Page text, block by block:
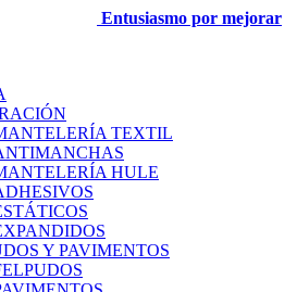
Entusiasmo por mejorar
TEXTIL
HULE
Y PAVIMENTOS